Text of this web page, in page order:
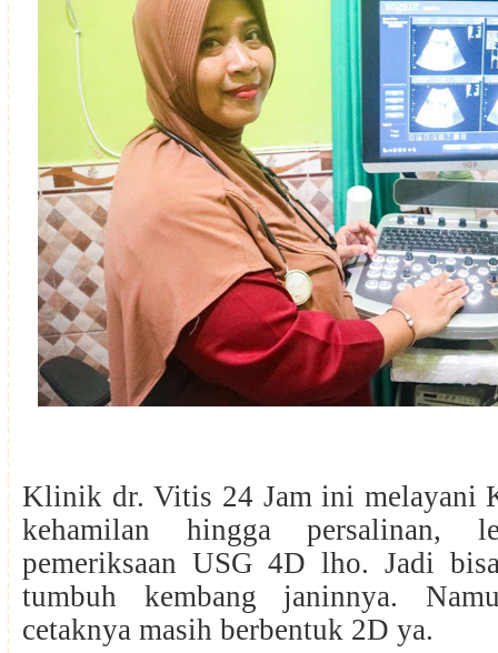
Klinik dr. Vitis 24 Jam ini melayani
kehamilan hingga persalinan,
pemeriksaan USG 4D lho. Jadi
tumbuh kembang janinnya.
cetaknya masih berbentuk 2D ya.